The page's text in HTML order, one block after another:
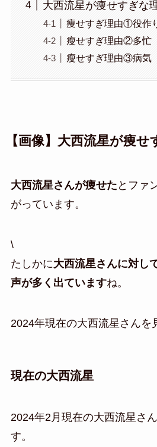
大西流星が痩せすぎな
痩せすぎ理由①役作
瘦せすぎ理由②多忙
瘦せすぎ理由③病気
【画像】大西流星が痩せ
大西流星さんが痩せた とファ
がっています。
\
たしかに大西流星さんに対し
声が多く出ていますね。
2024年現在の大西流星さんを
現在の大西流星
2024年2月現在の大西流星さ
す。